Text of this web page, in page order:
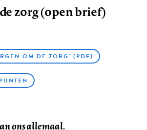
zorg (open brief)
OM DE ZORG' (PDF)
ons allemaal.